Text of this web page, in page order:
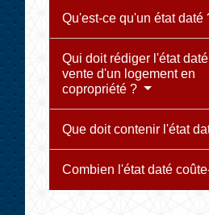
Qu'est-ce qu'un état daté
Qui doit rédiger l'état
vente d'un logement en
copropriété ?
Que doit contenir l'état
Combien l'état daté